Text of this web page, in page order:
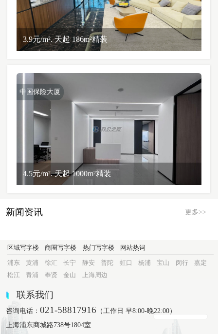
3.9元/m². 天起 186m²精装
中国保险大厦
4.5元/m². 天起 1000m²精装
新闻资讯 更多>>
区域写字楼 商圈写字楼 热门写字楼 网站热词
浦东 黄浦 徐汇 长宁 静安 普陀 虹口 杨浦 宝山 闵行
嘉定
松江
青浦 奉贤 金山 上海周边
联系我们
咨询电话：021-58817916 （工作日 早8:00-晚22:00）
上海浦东商城路738号1804室